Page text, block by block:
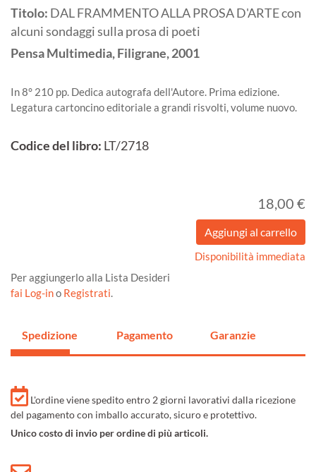
Titolo: DAL FRAMMENTO ALLA PROSA D'ARTE con
alcuni sondaggi sulla prosa di poeti
Pensa Multimedia, Filigrane,2001
In 8° 210 pp. Dedica autografa dell'Autore. Prima edizione.
Legatura cartoncino editoriale a grandi risvolti, volume nuovo.
Codice del libro: LT/2718
18,00 €
Disponibilità immediata
Per aggiungerlo alla Lista Desideri
fai Log-ino Registrati.
Spedizione Pagamento Garanzie
L'ordine viene spedito entro 2 giorni lavorativi dalla ricezione
del pagamento con imballo accurato, sicuro e protettivo.
Unico costo di invio per ordine di più articoli.